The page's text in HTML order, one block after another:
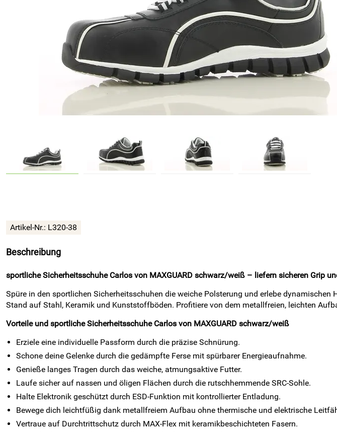
Artikel-Nr.: L320-38
Beschreibung
sportliche Sicherheitsschuhe Carlos von MAXGUARD schwarz/weiß – liefern sicheren Grip
Spüre in den sportlichen Sicherheitsschuhen die weiche Polsterung und erlebe
Stand auf Stahl, Keramik und Kunststoffböden. Profitiere von dem metallfreien, leichten
Vorteile und sportliche Sicherheitsschuhe Carlos von MAXGUARD schwarz/weiß
Erziele eine individuelle Passform durch die präzise Schnürung.
Schone deine Gelenke durch die gedämpfte Ferse mit spürbarer Energieaufnahme.
Genieße langes Tragen durch das weiche, atmungsaktive Futter.
Laufe sicher auf nassen und öligen Flächen durch die rutschhemmende SRC-Sohle.
Halte Elektronik geschützt durch ESD-Funktion mit kontrollierter Entladung.
Bewege dich leichtfüßig dank metallfreiem Aufbau ohne thermische und elektrische
Vertraue auf Durchtrittschutz durch MAX-Flex mit keramikbeschichteten Fasern.